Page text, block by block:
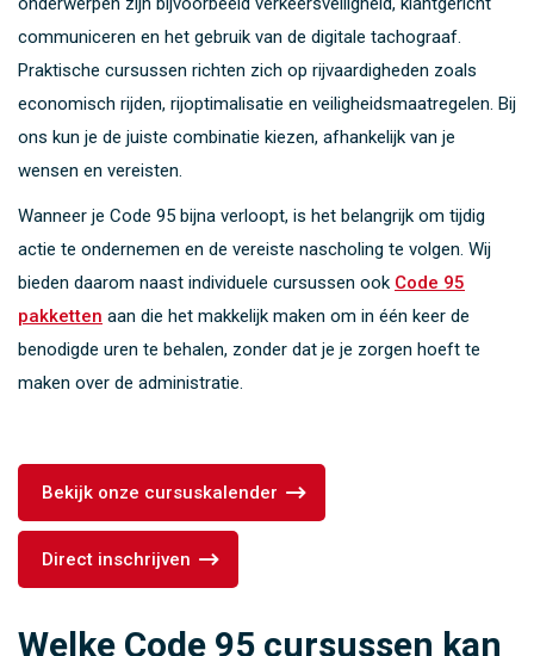
communiceren en het gebruik van de digitale tachograaf.
Praktische cursussen richten zich op rijvaardigheden zoals
economisch rijden, rijoptimalisatie en veiligheidsmaatregelen. Bij
ons kun je de juiste combinatie kiezen, afhankelijk van je
wensen en vereisten.
Wanneer je Code 95 bijna verloopt, is het belangrijk om tijdig
actie te ondernemen en de vereiste nascholing te volgen. Wij
bieden daarom naast individuele cursussen ook Code 95
pakketten aan die het makkelijk maken om in één keer de
benodigde uren te behalen, zonder dat je je zorgen hoeft te
maken over de administratie.
Bekijk onze cursuskalender
Direct inschrijven
Welke Code 95 cursussen kan